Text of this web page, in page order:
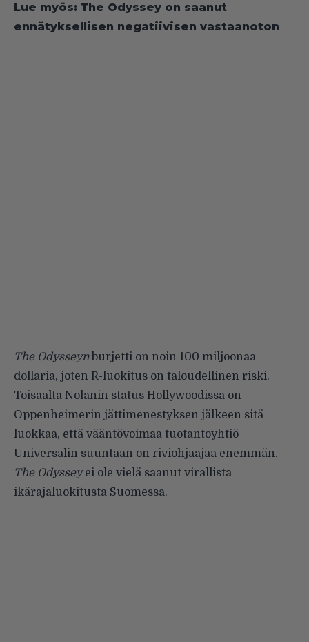
Lue myös: The Odyssey on saanut
ennätyksellisen negatiivisen vastaanoton
The Odysseynburjetti on noin 100 miljoonaa
dollaria, joten R-luokitus on taloudellinen riski.
Toisaalta Nolanin status Hollywoodissa on
Oppenheimerin jättimenestyksen jälkeen sitä
luokkaa, että vääntövoimaa tuotantoyhtiö
Universalin suuntaan on riviohjaajaa enemmän.
The Odysseyei ole vielä saanut virallista
ikärajaluokitusta Suomessa.